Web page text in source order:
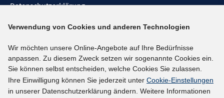
Datenschutzerklärung
Barrieren melden
Social-Media-Kanäle
BlueSky
YouTube
Verwendung von Cookies und anderen Technologien
Wir möchten unsere Online-Angebote auf Ihre Bedürfnisse
anpassen. Zu diesem Zweck setzen wir sogenannte Cookies ein.
Sie können selbst entscheiden, welche Cookies Sie zulassen.
Ihre Einwilligung können Sie jederzeit unter Cookie-Einstellungen
in unserer Datenschutzerklärung ändern. Weitere Informationen